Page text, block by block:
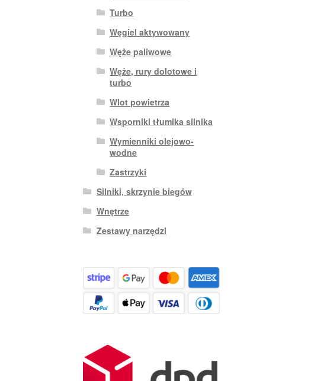
Turbo
Węgiel aktywowany
Węże paliwowe
Węże, rury dolotowe i
turbo
Wlot powietrza
Wsporniki tłumika silnika
Wymienniki olejowo-
wodne
Zastrzyki
Silniki, skrzynie biegów
Wnętrze
Zestawy narzędzi